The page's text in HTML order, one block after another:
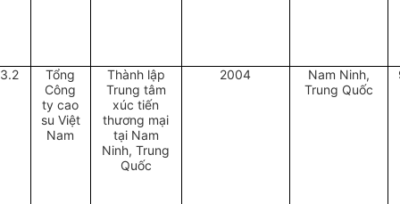
Tổng
Công
ty cao
su Việt
Nam
Thành lập
Trung tâm
xúc tiến
thương mại
tại Nam
Ninh, Trung
Quốc
2004
Nam Ninh,
Trung Quốc